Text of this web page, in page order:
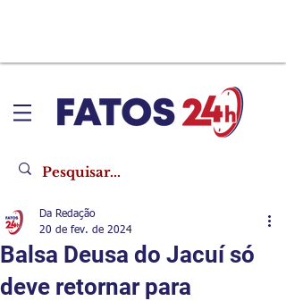
Balsa Deusa do Jacuí só
deve retornar para
Da Redação
20 de fev. de 2024